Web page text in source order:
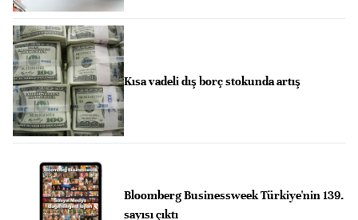
Kısa vadeli dış borç stokunda artış
Bloomberg Businessweek Türkiye'nin 139.
sayısı çıktı